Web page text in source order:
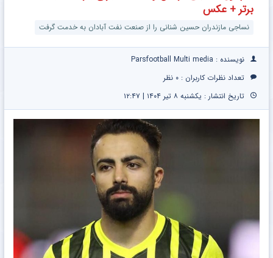
(تخفیف
ویژه)
برتر + عکس
نساجی مازندران حسین شنانی را از صنعت نفت آبادان به خدمت گرفت
نویسنده : Parsfootball Multi media
تعداد نظرات کاربران : ۰ نظر
تاریخ انتشار : یکشنبه ۸ تیر ۱۴۰۴ | ۱۲:۴۷